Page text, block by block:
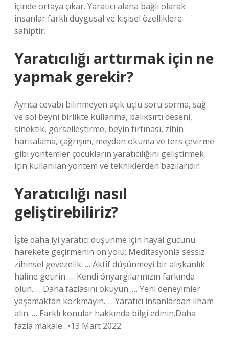
içinde ortaya çıkar. Yaratıcı alana bağlı olarak
insanlar farklı duygusal ve kişisel özelliklere
sahiptir.
Yaratıcılığı arttırmak için ne
yapmak gerekir?
Ayrıca cevabı bilinmeyen açık uçlu soru sorma, sağ
ve sol beyni birlikte kullanma, balıksırtı deseni,
sinektik, görselleştirme, beyin fırtınası, zihin
haritalama, çağrışım, meydan okuma ve ters çevirme
gibi yöntemler çocukların yaratıcılığını geliştirmek
için kullanılan yöntem ve tekniklerden bazılarıdır.
Yaratıcılığı nasıl
geliştirebiliriz?
İşte daha iyi yaratıcı düşünme için hayal gücünü
harekete geçirmenin on yolu: Meditasyonla sessiz
zihinsel gevezelik. … Aktif düşünmeyi bir alışkanlık
haline getirin. … Kendi önyargılarınızın farkında
olun. … Daha fazlasını okuyun. … Yeni deneyimler
yaşamaktan korkmayın. … Yaratıcı insanlardan ilham
alın. … Farklı konular hakkında bilgi edinin.Daha
fazla makale…•13 Mart 2022